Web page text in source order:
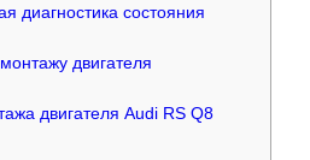
диагностика состояния
двигателя
двигателя Audi RS Q8